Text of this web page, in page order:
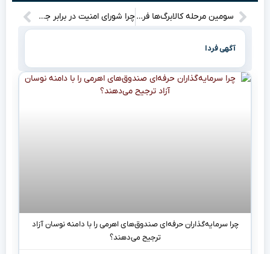
سومین مرحله کالابرگ‌ها فردا شارژ می‌شود، این بار چه تخفیف‌های شگفت‌انگیزی در انتظار شماست؟ چرا شورای امنیت در برابر جنایات رژیم صهیونیستی و آمریکا سکوت کرده است؟
آگهی فردا
چرا سرمایه‌گذاران حرفه‌ای صندوق‌های اهرمی را با دامنه نوسان آزاد
ترجیح می‌دهند؟